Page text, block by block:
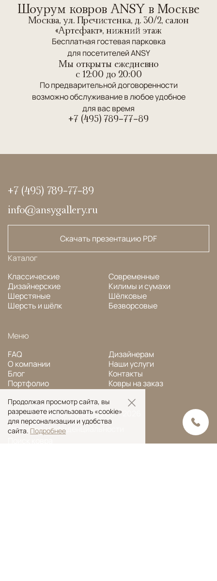
Шоурум ковров ANSY в Москве
Москва, ул. Пречистенка, д. 30/2, салон
«Артефакт», нижний этаж
Бесплатная гостевая парковка
для посетителей ANSY
Мы открыты ежедневно
c 12:00 до 20:00
По предварительной договоренности
возможно обслуживание в любое удобное
для вас время
+7 (495) 789-77-89
+7 (495) 789-77-89
info@ansygallery.ru
Скачать презентацию PDF
Каталог
Классические
Дизайнерские
Шерстяные
Шерсть и шёлк
Современные
Килимы и сумахи
Шёлковые
Безворсовые
Меню
FAQ
О компании
Блог
Портфолио
Дизайнерам
Наши услуги
Контакты
Ковры на заказ
© Ansy Carpet Company 2005 — 2026
Политика конфиденциальности
Продолжая просмотр сайта, вы
разрешаете использовать «cookie»
для персонализации и удобства
сайта. Подробнее